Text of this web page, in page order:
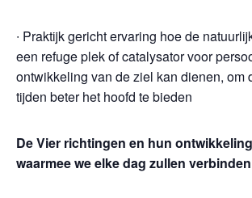
∙ Praktijk gericht ervaring hoe de
een refuge plek of catalysator voor
ontwikkeling van de ziel kan dienen, om
tijden beter het hoofd te bieden
De Vier richtingen en hun
waarmee we elke dag zullen